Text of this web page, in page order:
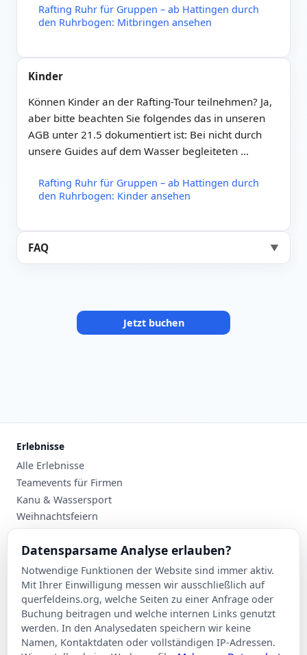
Rafting Ruhr für Gruppen – ab Hattingen durch
den Ruhrbogen: Mitbringen ansehen
Kinder
Können Kinder an der Rafting-Tour teilnehmen? Ja,
aber bitte beachten Sie folgendes das in unseren
AGB unter 21.5 dokumentiert ist: Bei nicht durch
unsere Guides auf dem Wasser begleiteten …
Rafting Ruhr für Gruppen – ab Hattingen durch
den Ruhrbogen: Kinder ansehen
FAQ ▼
Jetzt buchen
Erlebnisse
Alle Erlebnisse
Teamevents für Firmen
Kanu & Wassersport
Weihnachtsfeiern
Planung
Events nach Stadt
Suche
Kontakt
Über Querfeldeins
Rechtliches
Datensparsame Analyse erlauben?
Notwendige Funktionen der Website sind immer aktiv.
Mit Ihrer Einwilligung messen wir ausschließlich auf
querfeldeins.org, welche Seiten zu einer Anfrage oder
Buchung beitragen und welche internen Links genutzt
werden. In den Analysedaten speichern wir keine
Namen, Kontaktdaten oder vollständigen IP-Adressen.